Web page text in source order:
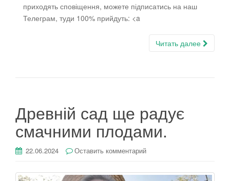
приходять сповіщення, можете підписатись на наш
Телеграм, туди 100% прийдуть: <a
Читать далее
Древній сад ще радує
смачними плодами.
22.06.2024 Оставить комментарий